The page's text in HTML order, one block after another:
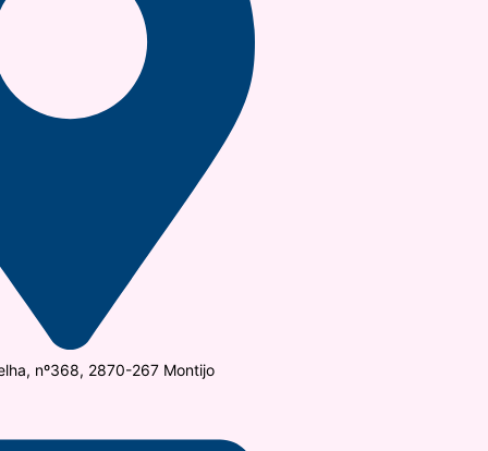
nº368, 2870-267 Montijo